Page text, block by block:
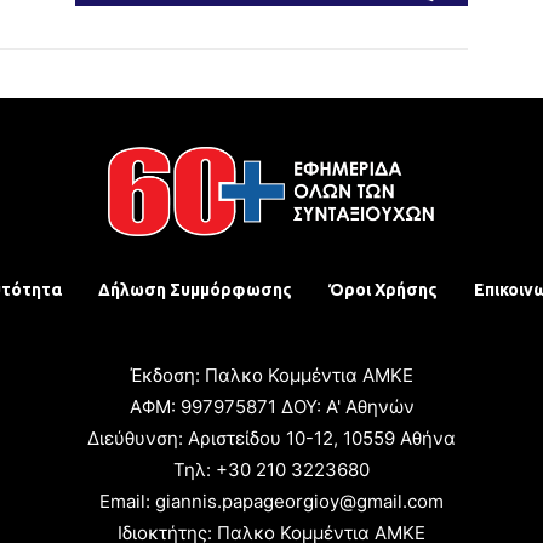
Δήλωση Συμμόρφωσης Όροι Χρήσης
Έκδοση: Παλκο Κομμέντια ΑΜΚΕ
ΑΦΜ: 997975871 ΔΟΥ: Α' Αθηνών
Διεύθυνση: Αριστείδου 10-12, 10559 Αθήνα
Τηλ: +30 210 3223680
Email: giannis.papageorgioy@gmail.com
Ιδιοκτήτης: Παλκο Κομμέντια ΑΜΚΕ